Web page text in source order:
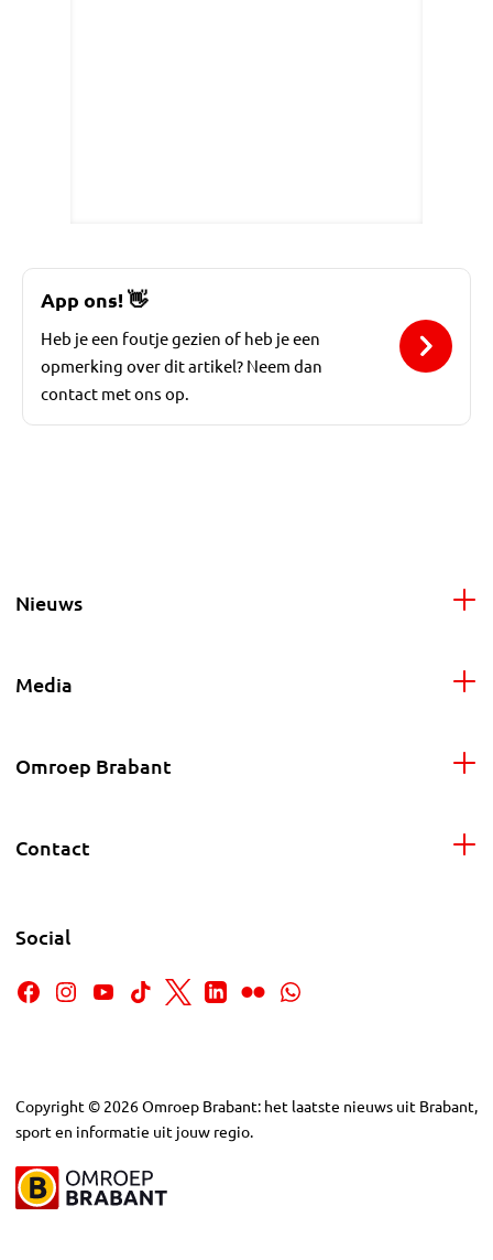
App ons! 👋
Heb je een foutje gezien of heb je een
opmerking over dit artikel? Neem dan
contact met ons op.
Nieuws
Media
Omroep Brabant
Contact
Social
Copyright © 2026Omroep Brabant: het laatste nieuws uit Brabant,
sport en informatie uit jouw regio.